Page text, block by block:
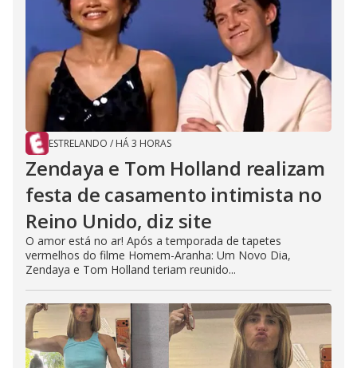
ESTRELANDO / HÁ 3 HORAS
Zendaya e Tom Holland realizam
festa de casamento intimista no
Reino Unido, diz site
O amor está no ar! Após a temporada de tapetes
vermelhos do filme Homem-Aranha: Um Novo Dia,
Zendaya e Tom Holland teriam reunido...